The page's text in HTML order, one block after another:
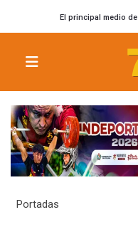
El principal medio
Portadas